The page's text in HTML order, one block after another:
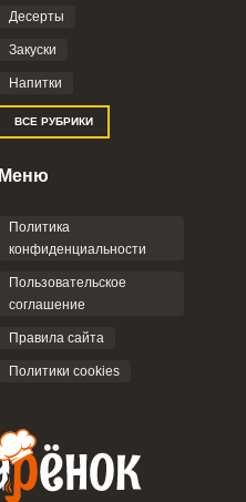
Десерты
Закуски
Напитки
ВСЕ РУБРИКИ
Меню
Политика
конфиденциальности
Пользовательское
соглашение
Правила сайта
Политики cookies